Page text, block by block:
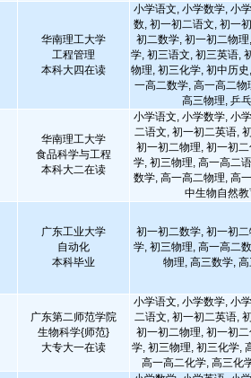
华南理工大学
工程管理
本科大四在读
小学语文, 小学数学, 小
数, 初一初二语文, 初一
初二数学, 初一初二物
学, 初三语文, 初三英语,
物理, 初三化学, 初中历
一高二数学, 高一高二物
高三物理, 乒
华南理工大学
食品科学与工程
本科大二在读
小学语文, 小学数学, 小
二语文, 初一初二英语,
初一初二物理, 初一初
学, 初三物理, 高一高二
数学, 高一高二物理, 高
中生物自然教
广东工业大学
自动化
本科毕业
初一初二数学, 初一初
学, 初三物理, 高一高二
物理, 高三数学,
广东第二师范学院
生物科学{师范}
大专大一在读
小学语文, 小学数学, 小
二语文, 初一初二英语,
初一初二物理, 初一初
学, 初三物理, 初三化学,
高一高二化学, 高三化